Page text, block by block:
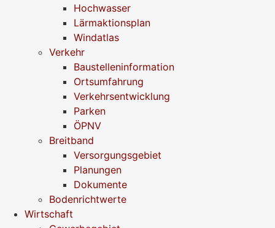
Hochwasser
Lärmaktionsplan
Windatlas
Verkehr
Baustelleninformation
Ortsumfahrung
Verkehrsentwicklung
Parken
ÖPNV
Breitband
Versorgungsgebiet
Planungen
Dokumente
Bodenrichtwerte
Wirtschaft